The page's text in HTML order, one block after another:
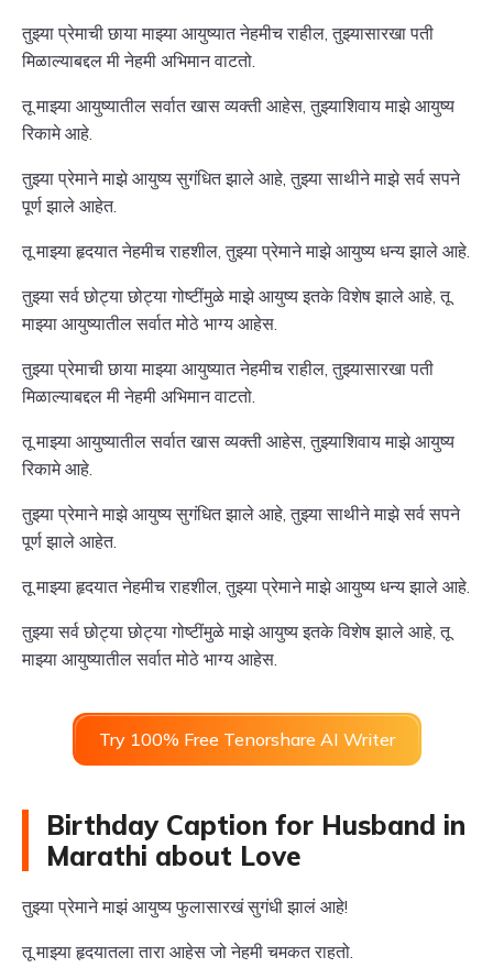
तुझ्या प्रेमाची छाया माझ्या आयुष्यात नेहमीच राहील, तुझ्यासारखा पती
मिळाल्याबद्दल मी नेहमी अभिमान वाटतो.
तू माझ्या आयुष्यातील सर्वात खास व्यक्ती आहेस, तुझ्याशिवाय माझे आयुष्य
रिकामे आहे.
तुझ्या प्रेमाने माझे आयुष्य सुगंधित झाले आहे, तुझ्या साथीने माझे सर्व सपने
पूर्ण झाले आहेत.
तू माझ्या हृदयात नेहमीच राहशील, तुझ्या प्रेमाने माझे आयुष्य धन्य झाले आहे.
तुझ्या सर्व छोट्या छोट्या गोष्टींमुळे माझे आयुष्य इतके विशेष झाले आहे, तू
माझ्या आयुष्यातील सर्वात मोठे भाग्य आहेस.
तुझ्या प्रेमाची छाया माझ्या आयुष्यात नेहमीच राहील, तुझ्यासारखा पती
मिळाल्याबद्दल मी नेहमी अभिमान वाटतो.
तू माझ्या आयुष्यातील सर्वात खास व्यक्ती आहेस, तुझ्याशिवाय माझे आयुष्य
रिकामे आहे.
तुझ्या प्रेमाने माझे आयुष्य सुगंधित झाले आहे, तुझ्या साथीने माझे सर्व सपने
पूर्ण झाले आहेत.
तू माझ्या हृदयात नेहमीच राहशील, तुझ्या प्रेमाने माझे आयुष्य धन्य झाले आहे.
तुझ्या सर्व छोट्या छोट्या गोष्टींमुळे माझे आयुष्य इतके विशेष झाले आहे, तू
माझ्या आयुष्यातील सर्वात मोठे भाग्य आहेस.
Try 100% Free Tenorshare AI Writer
Birthday Caption for Husband in
Marathi about Love
तुझ्या प्रेमाने माझं आयुष्य फुलासारखं सुगंधी झालं आहे!
तू माझ्या हृदयातला तारा आहेस जो नेहमी चमकत राहतो.